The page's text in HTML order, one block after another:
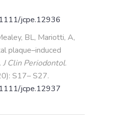
jcpe.12936
BL, Mariotti, A,
plaque–induced
J Clin Periodontol.
S17– S27.
jcpe.12937